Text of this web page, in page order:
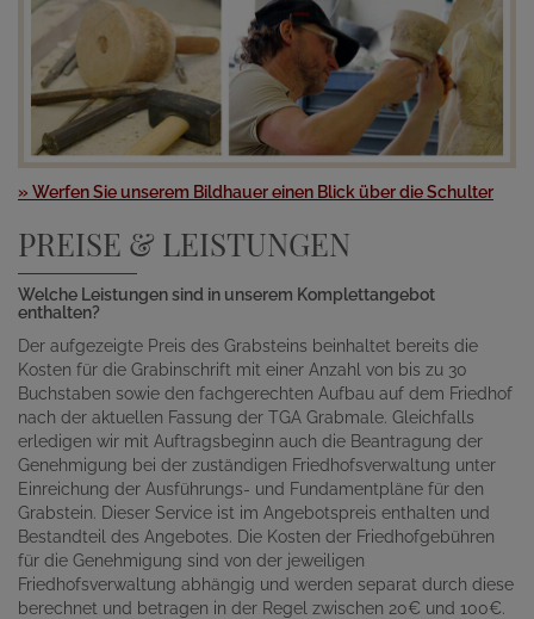
» Werfen Sie unserem Bildhauer einen Blick über die Schulter
PREISE & LEISTUNGEN
Welche Leistungen sind in unserem Komplettangebot
enthalten?
Der aufgezeigte Preis des Grabsteins beinhaltet bereits die
Kosten für die Grabinschrift mit einer Anzahl von bis zu 30
Buchstaben sowie den fachgerechten Aufbau auf dem Friedhof
nach der aktuellen Fassung der TGA Grabmale. Gleichfalls
erledigen wir mit Auftragsbeginn auch die Beantragung der
Genehmigung bei der zuständigen Friedhofsverwaltung unter
Einreichung der Ausführungs- und Fundamentpläne für den
Grabstein. Dieser Service ist im Angebotspreis enthalten und
Bestandteil des Angebotes. Die Kosten der Friedhofgebühren
für die Genehmigung sind von der jeweiligen
Friedhofsverwaltung abhängig und werden separat durch diese
berechnet und betragen in der Regel zwischen 20€ und 100€.